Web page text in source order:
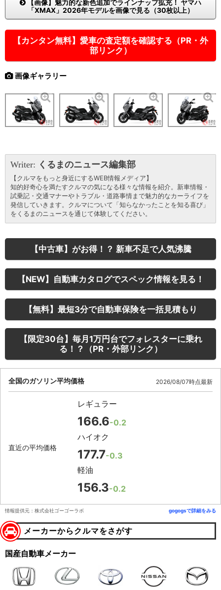
【画像】魅力的な新色追加でラインナップ拡充！ ヤマハ
「XMAX」2026年モデルを画像で見る（30枚以上）
【カンタン無料】愛車の査定額を確認する（PR・外
部リンク）
画像ギャラリー
Writer: くるまのニュース編集部
【クルマをもっと身近にするWEB情報メディア】
知的好奇心を満たすクルマの気になる様々な情報を紹介。新車情報・
試乗記・交通マナーやトラブル・道路事情まで魅力的なカーライフを
発信していきます。クルマについて「知らなかったことを知る喜び」
をくるまのニュースを通じて体験してください。
【中古車】がお得！？ 新車不足で人気沸騰
【NEW】自動車カタログでスペック情報を見る！
【無料】最短3分で自動車保険を一括見積もり
【限定30台】毎月1万円台でフォレスターに乗れ
る！？（PR・外部リンク）
全国のガソリン平均価格 2026/08/07時点最新
直近の平均価格
レギュラー
166.6-0.2
ハイオク
177.7-0.3
軽油
156.3-0.2
情報提供元：株式会社ゴーゴーラボ gogogsで詳細をみる
メーカーからクルマをさがす
国産自動車メーカー